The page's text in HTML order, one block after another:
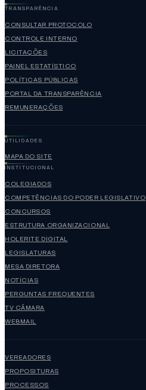
TRANSPARÊNCIA
CONSULTAR PROTOCOLO
CONTROLE INTERNO
LICITAÇÕES
PAINEL ESTATÍSTICO
POLÍTICAS PÚBLICAS
PORTAL DA TRANSPARÊNCIA
REMUNERAÇÕES
UTILIDADES
MAPA DO SITE
INSTITUCIONAL
COLEGIADOS
COMPETÊNCIAS DO PODER LEGISLATIVO
CONCURSOS
ESTRUTURA ORGANIZACIONAL
HOLERITE DIGITAL
LEGISLATURAS
MESA DIRETORA
NOTÍCIAS
PERGUNTAS FREQUENTES
TV CÂMARA
WEBMAIL
VEREADORES
PROPOSITURAS
PROCESSOS